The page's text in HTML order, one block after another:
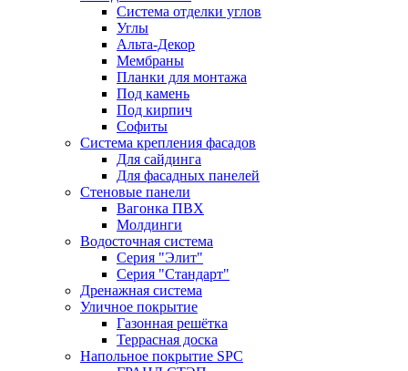
Система отделки углов
Углы
Альта-Декор
Мембраны
Планки для монтажа
Под камень
Под кирпич
Софиты
Система крепления фасадов
Для сайдинга
Для фасадных панелей
Стеновые панели
Вагонка ПВХ
Молдинги
Водосточная система
Серия "Элит"
Серия "Стандарт"
Дренажная система
Уличное покрытие
Газонная решётка
Террасная доска
Напольное покрытие SPC